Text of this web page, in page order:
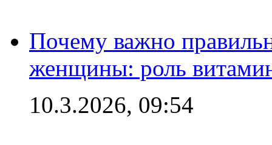
Почему важно
женщины: роль
10.3.2026, 09:54